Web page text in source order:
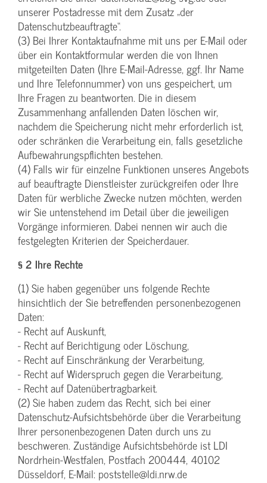
unserer Postadresse mit dem Zusatz „der
Datenschutzbeauftragte“.
(3) Bei Ihrer Kontaktaufnahme mit uns per E-Mail oder
über ein Kontaktformular werden die von Ihnen
mitgeteilten Daten (Ihre E-Mail-Adresse, ggf. Ihr Name
und Ihre Telefonnummer) von uns gespeichert, um
Ihre Fragen zu beantworten. Die in diesem
Zusammenhang anfallenden Daten löschen wir,
nachdem die Speicherung nicht mehr erforderlich ist,
oder schränken die Verarbeitung ein, falls gesetzliche
Aufbewahrungspflichten bestehen.
(4) Falls wir für einzelne Funktionen unseres Angebots
auf beauftragte Dienstleister zurückgreifen oder Ihre
Daten für werbliche Zwecke nutzen möchten, werden
wir Sie untenstehend im Detail über die jeweiligen
Vorgänge informieren. Dabei nennen wir auch die
festgelegten Kriterien der Speicherdauer.
§ 2 Ihre Rechte
(1) Sie haben gegenüber uns folgende Rechte
hinsichtlich der Sie betreffenden personenbezogenen
Daten:
- Recht auf Auskunft,
- Recht auf Berichtigung oder Löschung,
- Recht auf Einschränkung der Verarbeitung,
- Recht auf Widerspruch gegen die Verarbeitung,
- Recht auf Datenübertragbarkeit.
(2) Sie haben zudem das Recht, sich bei einer
Datenschutz-Aufsichtsbehörde über die Verarbeitung
Ihrer personenbezogenen Daten durch uns zu
beschweren. Zuständige Aufsichtsbehörde ist LDI
Nordrhein-Westfalen, Postfach 200444, 40102
Düsseldorf, E-Mail: poststelle@ldi.nrw.de